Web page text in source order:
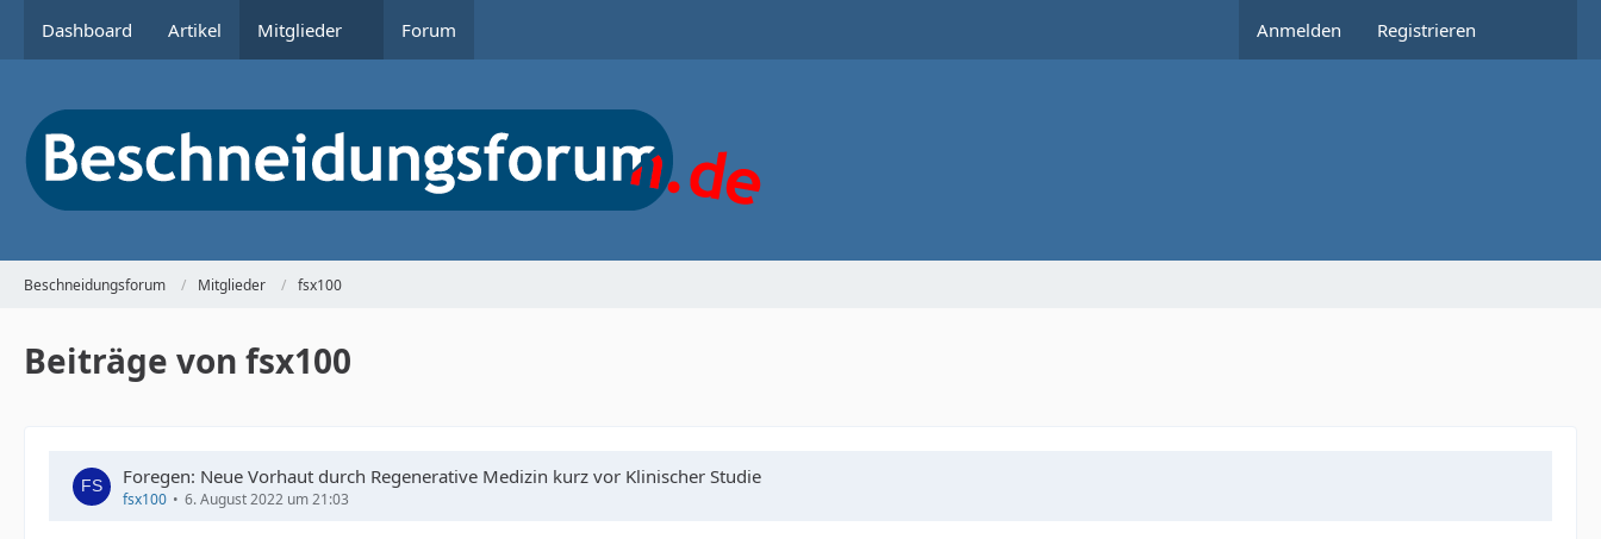
Dashboard Artikel Mitglieder Forum Anmelden Registrieren
Beschneidungsforum Mitglieder fsx100
Beiträge von fsx100
Foregen: Neue Vorhaut durch Regenerative Medizin kurz vor Klinischer Studie
fsx100 6. August 2022 um 21:03